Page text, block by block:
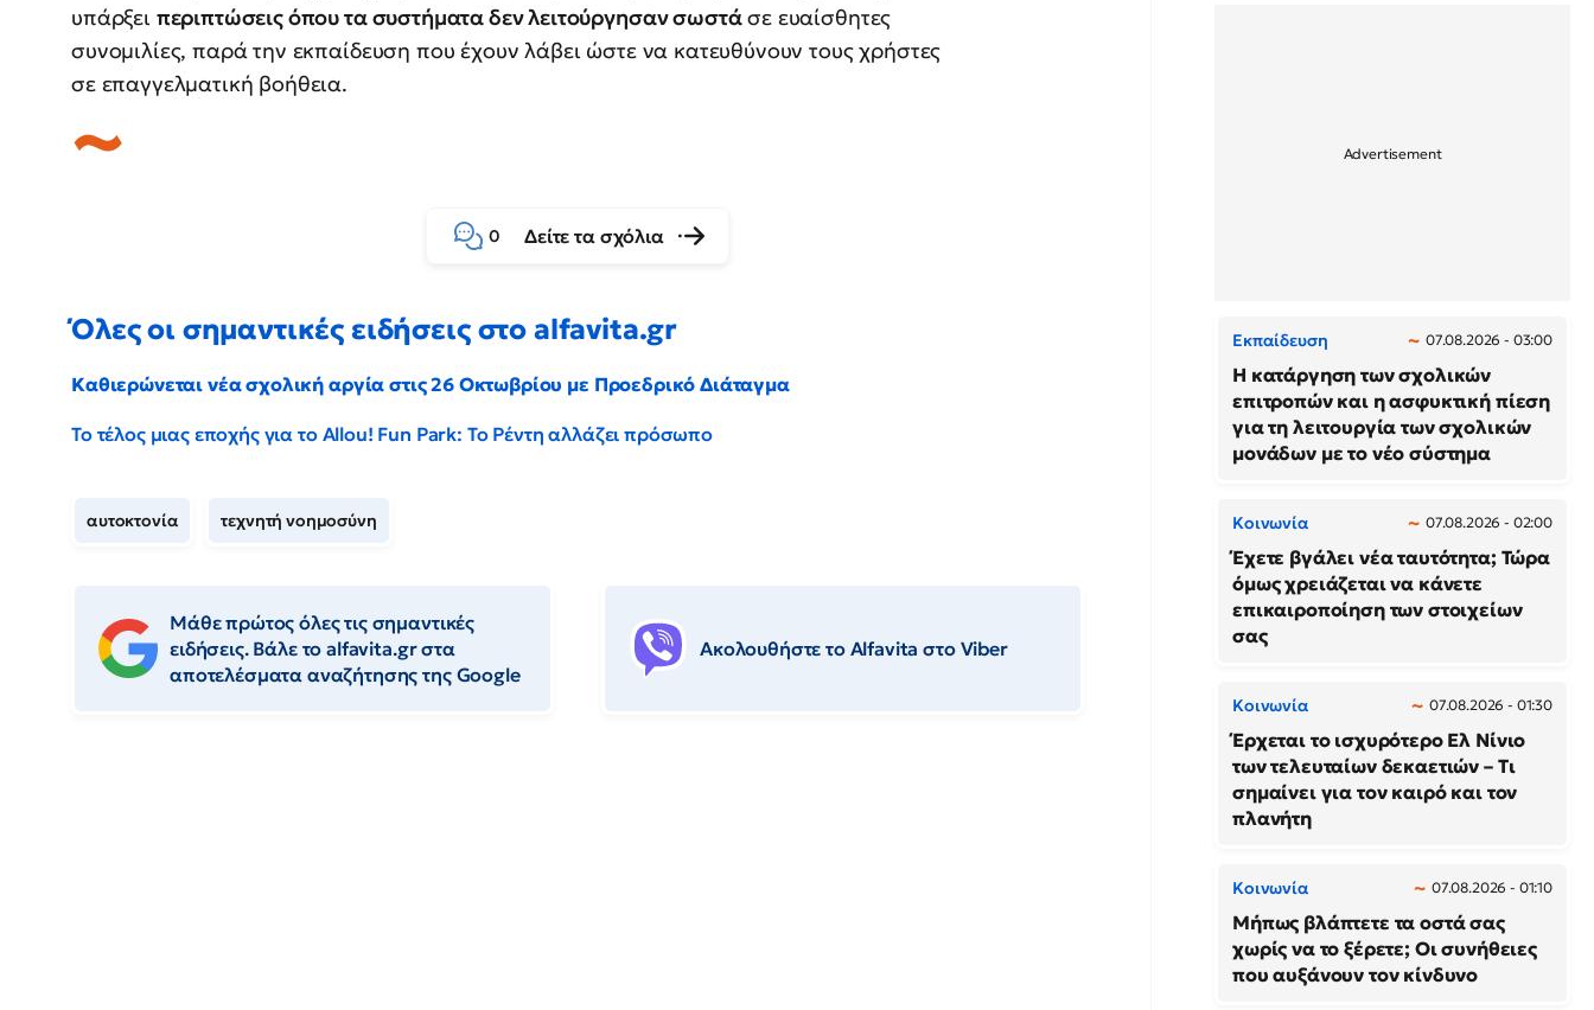
υπάρξει περιπτώσεις όπου τα συστήματα δεν λειτούργησαν σωστάσε ευαίσθητες
συνομιλίες, παρά την εκπαίδευση που έχουν λάβει ώστε να κατευθύνουν τους χρήστες
σε επαγγελματική βοήθεια.
0 Δείτε τα σχόλια
Όλες οι σημαντικές ειδήσεις στο alfavita.gr
Καθιερώνεται νέα σχολική αργία στις 26 Οκτωβρίου με Προεδρικό Διάταγμα
Το τέλος μιας εποχής για το Allou! Fun Park: Το Ρέντη αλλάζει πρόσωπο
αυτοκτονία τεχνητή νοημοσύνη
Μάθε πρώτος όλες τις σημαντικές
ειδήσεις. Βάλε το alfavita.gr στα
αποτελέσματα αναζήτησης της Google
Ακολουθήστε το Αlfavita στο Viber
Εκπαίδευση 07.08.2026 - 03:00
Η κατάργηση των σχολικών
επιτροπών και η ασφυκτική πίεση
για τη λειτουργία των σχολικών
μονάδων με το νέο σύστημα
Κοινωνία 07.08.2026 - 02:00
Έχετε βγάλει νέα ταυτότητα; Τώρα
όμως χρειάζεται να κάνετε
επικαιροποίηση των στοιχείων
σας
Κοινωνία 07.08.2026 - 01:30
Έρχεται το ισχυρότερο Ελ Νίνιο
των τελευταίων δεκαετιών – Τι
σημαίνει για τον καιρό και τον
πλανήτη
Κοινωνία 07.08.2026 - 01:10
Μήπως βλάπτετε τα οστά σας
χωρίς να το ξέρετε; Οι συνήθειες
που αυξάνουν τον κίνδυνο